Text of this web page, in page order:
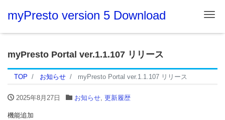
myPresto version 5 Download
myPresto Portal ver.1.1.107 リリース
TOP お知らせ myPresto Portal ver.1.1.107 リリース
2025年8月27日 お知らせ, 更新履歴
機能追加